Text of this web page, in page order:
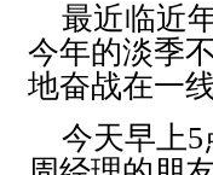
最近临近
今年的淡季
地奋战在一
今天早上